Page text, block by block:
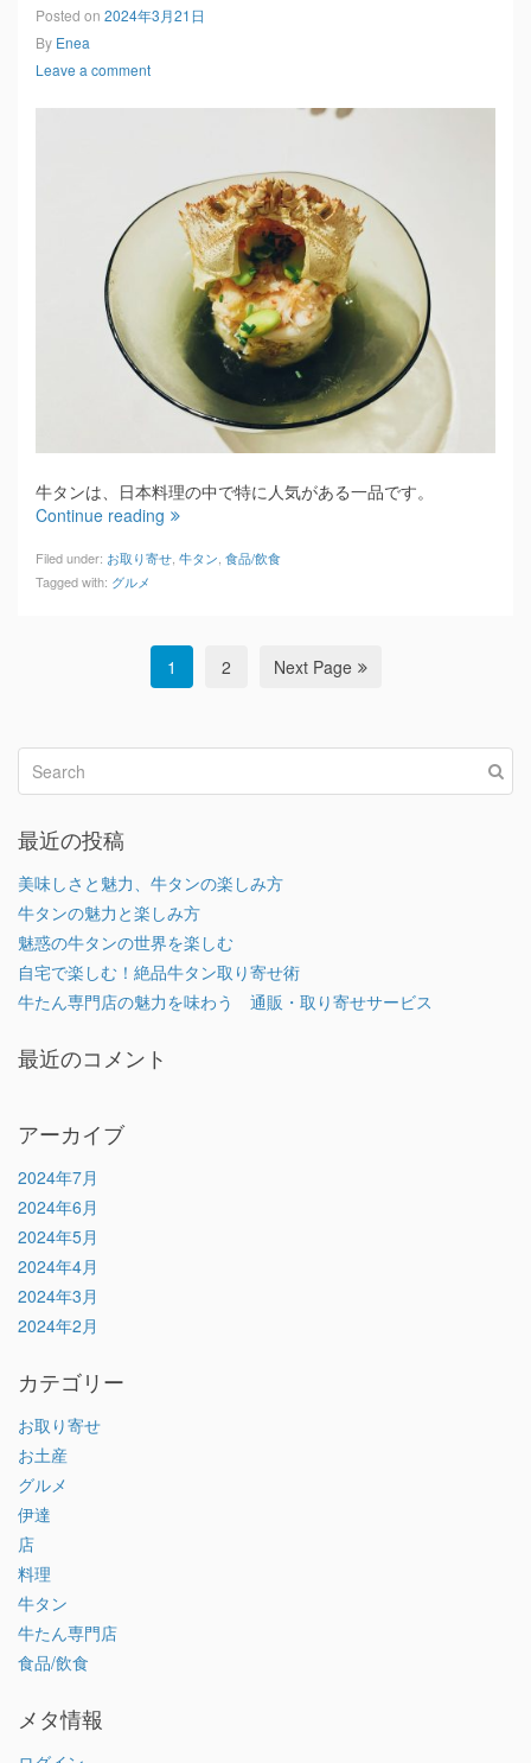
Posted on 2024年3月21日
By Enea
Leave a comment
牛タンは、日本料理の中で特に人気がある一品です。
Continue reading
Filed under: お取り寄せ 牛タン 食品/飲食
Tagged with: グルメ
1 2 Next Page
最近の投稿
美味しさと魅力、牛タンの楽しみ方
牛タンの魅力と楽しみ方
魅惑の牛タンの世界を楽しむ
自宅で楽しむ！絶品牛タン取り寄せ術
牛たん専門店の魅力を味わう 通販・取り寄せサービス
最近のコメント
アーカイブ
2024年7月
2024年6月
2024年5月
2024年4月
2024年3月
2024年2月
カテゴリー
お取り寄せ
お土産
グルメ
伊達
店
料理
牛タン
牛たん専門店
食品/飲食
メタ情報